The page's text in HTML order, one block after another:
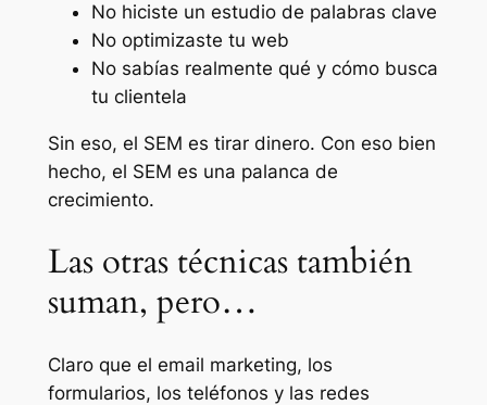
No hiciste un estudio de palabras clave
No optimizaste tu web
No sabías realmente qué y cómo busca
tu clientela
Sin eso, el SEM es tirar dinero. Con eso bien
hecho, el SEM es una palanca de
crecimiento.
Las otras técnicas también
suman, pero…
Claro que el email marketing, los
formularios, los teléfonos y las redes